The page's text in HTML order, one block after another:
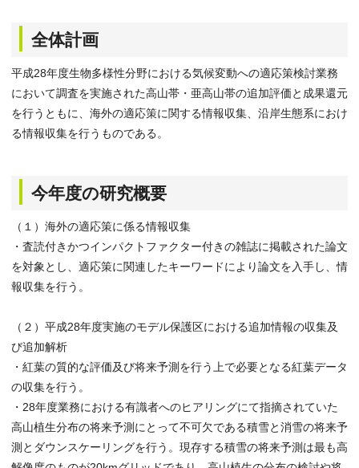
全体計画
平成28年度生物多様性分野における気候変動への適応策検討業務
において調査を実施された高山帯・亜高山帯の追加評価と成果還元
を行うともに、海外の適応策に関する情報収集、沿岸生態系におけ
る情報収集を行うものである。
今年度の研究概要
（１）海外の適応策に係る情報収集
・査読付きかつインパクトファクター付きの雑誌に掲載された論文
を対象とし、適応策に関連したキーワードにより論文を入手し、情
報収集を行う。
（２）平成28年度実施のモデル保護区における追加情報の収集及
び追加解析
・紅葉の質的な評価及び将来予測を行う上で必要となる紅葉データ
の収集を行う。
・28年度業務における有識者へのヒアリングにて指摘されていた
高山植生分布の将来予測にとって不可欠である積雪と消雪の将来予
測とダウンスケーリングを行う。現存する積雪の将来予測は最も高